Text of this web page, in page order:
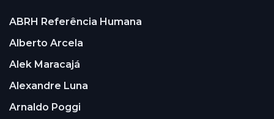
ABRH Referência Humana
Alberto Arcela
Alek Maracajá
Alexandre Luna
Arnaldo Poggi